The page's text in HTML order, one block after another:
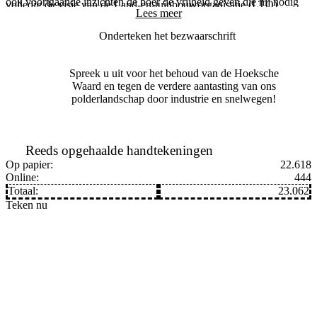
volledig de visie van de Land-en-tuinbouworganisatie (LTO).
heeft om een redelijk en aanvaardbaar bestaansrecht te kunnen
Lees
Onderteken het bezwaarschrift
Spreek u uit voor het behoud van de Hoeksche
Waard en tegen de verdere aantasting van ons
polderlandschap door industrie en snelwegen!
Reeds opgehaalde handtekeningen
Op papier:
22.618
Online:
444
Totaal:
23.062
Teken nu